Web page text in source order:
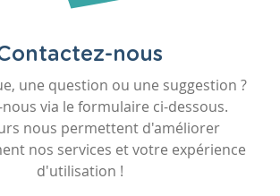
nous
une question ou une suggestion ?
via le formulaire ci-dessous.
nous permettent d'améliorer
nos services et votre expérience
d'utilisation !